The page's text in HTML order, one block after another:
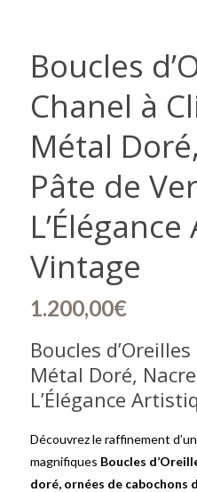
Boucles
Chanel à
Métal
Pâte de
Vintage
1.200,00€
Boucles
Métal Doré,
L’Élégance
Découvrez le raffinement
magnifiques Boucles
doré, ornées de cabochons